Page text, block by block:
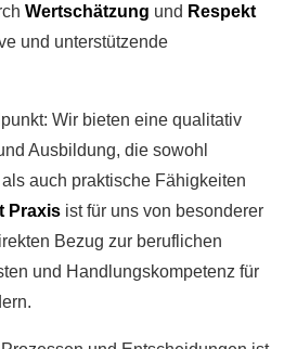
Wertschätzung und Respekt
und unterstützende
Wir bieten eine qualitativ
Ausbildung, die sowohl
auch praktische Fähigkeiten
Praxis ist für uns von besonderer
Bezug zur beruflichen
und Handlungskompetenz für